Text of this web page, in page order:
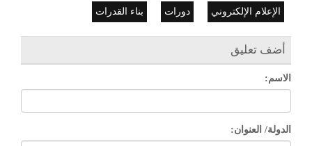
الإعلام الإلكتروني دورات بناء القدرات
أضف تعليق
الاسم:
الدولة/ العنوان: